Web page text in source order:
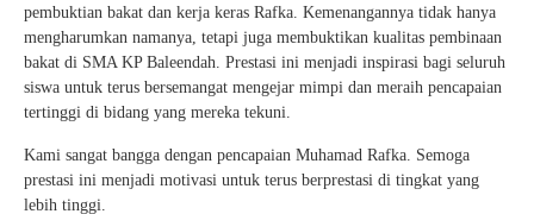
pembuktian bakat dan kerja keras Rafka. Kemenangannya tidak hanya
mengharumkan namanya, tetapi juga membuktikan kualitas pembinaan
bakat di SMA KP Baleendah. Prestasi ini menjadi inspirasi bagi seluruh
siswa untuk terus bersemangat mengejar mimpi dan meraih pencapaian
tertinggi di bidang yang mereka tekuni.
Kami sangat bangga dengan pencapaian Muhamad Rafka. Semoga
prestasi ini menjadi motivasi untuk terus berprestasi di tingkat yang
lebih tinggi.